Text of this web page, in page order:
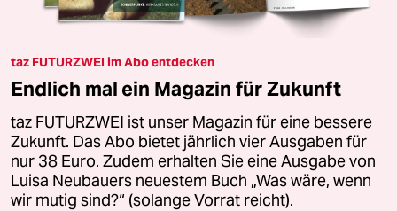
taz FUTURZWEI im Abo entdecken
Endlich mal ein Magazin für Zukunft
taz FUTURZWEI ist unser Magazin für eine bessere
Zukunft. Das Abo bietet jährlich vier Ausgaben für
nur 38 Euro. Zudem erhalten Sie eine Ausgabe von
Luisa Neubauers neuestem Buch „Was wäre, wenn
wir mutig sind?“ (solange Vorrat reicht).